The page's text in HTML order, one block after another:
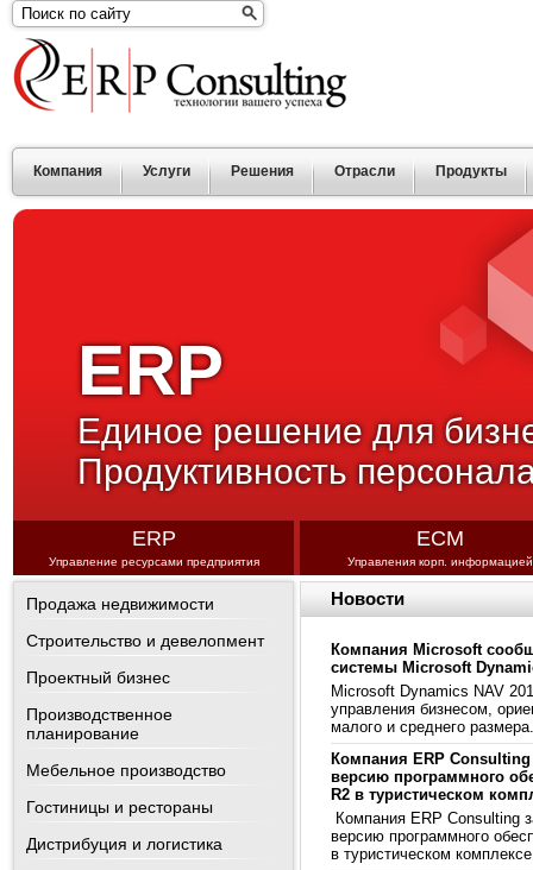
Компания Услуги Решения Отрасли Продукты
ERP
Единое решение для
Продуктивность
ERP
Управление ресурсами предприятия
ECM
Управления корп. информацией
Продажа недвижимости
Строительство и девелопмент
Проектный бизнес
Производственное
планирование
Мебельное производство
Гостиницы и рестораны
Дистрибуция и логистика
Новости
Компания Microsoft
системы Microsoft
Microsoft Dynamics NAV
управления бизнесом,
малого и среднего размера.
Компания ERP
версию программного
R2 в туристическом
Компания ERP Consulting
версию программного
в туристическом